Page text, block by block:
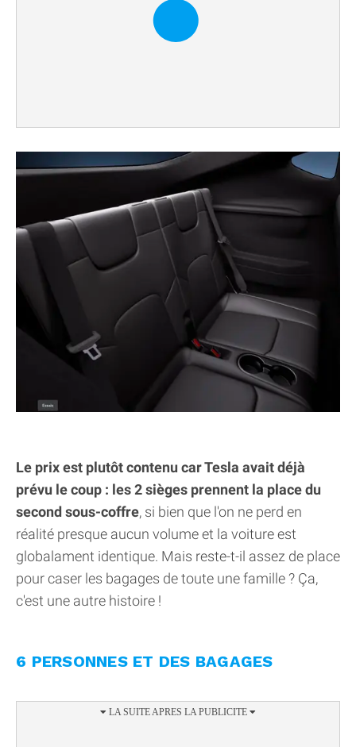
Le prix est plutôt contenu car Tesla avait déjà
prévu le coup : les 2 sièges prennent la place du
second sous-coffre, si bien que l'on ne perd en
réalité presque aucun volume et la voiture est
globalament identique. Mais reste-t-il assez de place
pour caser les bagages de toute une famille ? Ça,
c'est une autre histoire !
6 PERSONNES ET DES BAGAGES